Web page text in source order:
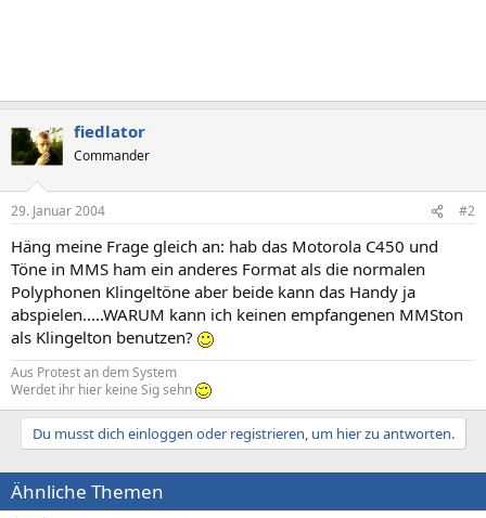
fiedlator
Commander
29. Januar 2004 #2
Häng meine Frage gleich an: hab das Motorola C450 und
Töne in MMS ham ein anderes Format als die normalen
Polyphonen Klingeltöne aber beide kann das Handy ja
abspielen.....WARUM kann ich keinen empfangenen MMSton
als Klingelton benutzen?
Aus Protest an dem System
Werdet ihr hier keine Sig sehn
Du musst dich einloggen oder registrieren, um hier zu antworten.
Ähnliche Themen